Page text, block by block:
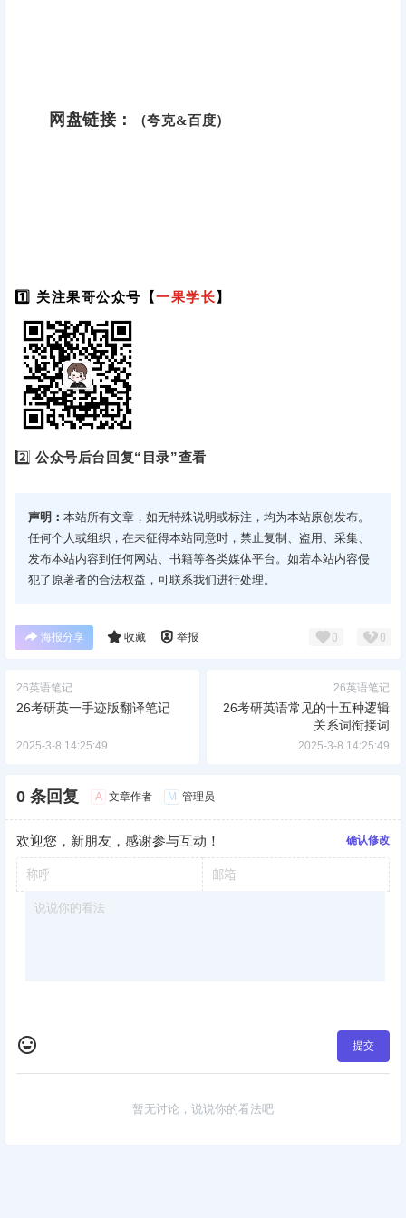
网盘链接： （夸克&百度）
1️⃣ 关注果哥公众号【一果学长】
2️⃣公众号后台回复“目录”查看
声明： 本站所有文章，如无特殊说明或标注，均为本站原创发布。
任何个人或组织，在未征得本站同意时，禁止复制、盗用、采集、
发布本站内容到任何网站、书籍等各类媒体平台。如若本站内容侵
犯了原著者的合法权益，可联系我们进行处理。
海报分享 收藏 举报 0 0
26英语笔记
26考研英一手迹版翻译笔记
2025-3-8 14:25:49
26英语笔记
26考研英语常见的十五种逻辑
关系词衔接词
2025-3-8 14:25:49
0 条回复 A 文章作者 M 管理员
欢迎您，新朋友，感谢参与互动！ 确认修改
提交
暂无讨论，说说你的看法吧